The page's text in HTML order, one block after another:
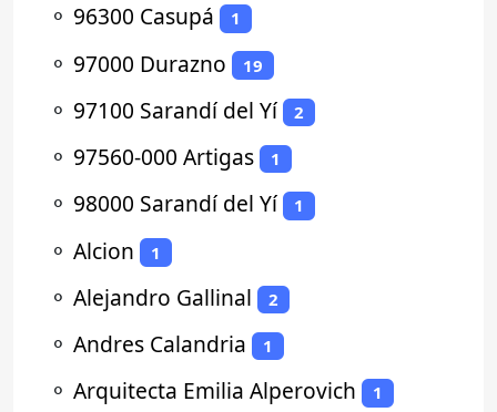
⚬ 96300 Casupá 1
⚬ 97000 Durazno 19
⚬ 97100 Sarandí del Yí 2
⚬ 97560-000 Artigas 1
⚬ 98000 Sarandí del Yí 1
⚬ Alcion 1
⚬ Alejandro Gallinal 2
⚬ Andres Calandria 1
⚬ Arquitecta Emilia Alperovich 1